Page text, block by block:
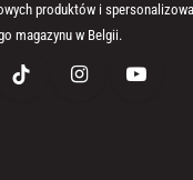
produktów i
magazynu w Belgii.